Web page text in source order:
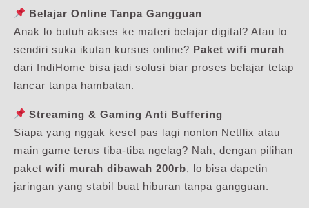
Belajar Online Tanpa Gangguan
Anak lo butuh akses ke materi belajar digital? Atau lo
sendiri suka ikutan kursus online? Paket wifi murah
dari IndiHome bisa jadi solusi biar proses belajar tetap
lancar tanpa hambatan.
Streaming & Gaming Anti Buffering
Siapa yang nggak kesel pas lagi nonton Netflix atau
main game terus tiba-tiba ngelag? Nah, dengan pilihan
paket wifi murah dibawah 200rb, lo bisa dapetin
jaringan yang stabil buat hiburan tanpa gangguan.